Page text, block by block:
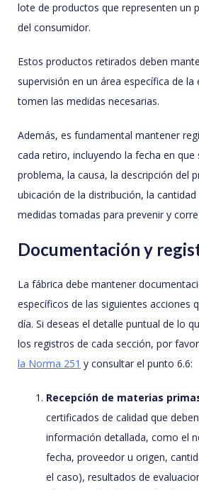
lote de productos que representen un
del consumidor.
Estos productos retirados deben
supervisión en un área específica de
tomen las medidas necesarias.
Además, es fundamental mantener
cada retiro, incluyendo la fecha en que
problema, la causa, la descripción del
ubicación de la distribución, la
medidas tomadas para prevenir y
Documentación y
La fábrica debe mantener
específicos de las siguientes acciones
día. Si deseas el detalle puntual de lo
los registros de cada sección, por
la Norma 251 y consultar el punto 6.6:
Recepción de materias
certificados de calidad que
información detallada, como el
fecha, proveedor u origen,
el caso), resultados de